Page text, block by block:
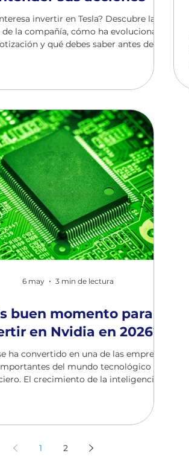
invertir en Tesla? Descubre la
la compañía, cómo ha evolucionado
y qué debes saber antes de
buen momento para
en Nvidia en 2026?
ha convertido en una de las empresas
del mundo tecnológico y
El crecimiento de la inteligencia
y muchas personas se preguntan
si todavía merece la pena invertir en
también genera dudas. ¿Puede seguir
¿Existe una burbuja relacionada con
6 may 3 min de lectura
1 2